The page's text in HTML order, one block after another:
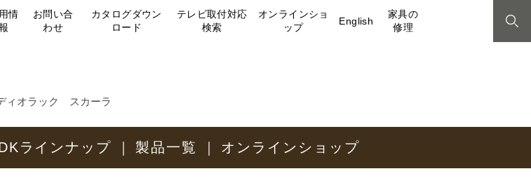
情
お問い合
わせ
カタログダウン
ロード
テレビ取付対応
検索
オンラインショ
ップ
English
家具の
修理
ィオラック スカーラ
ラインナップ 製品一覧 オンラインショップ